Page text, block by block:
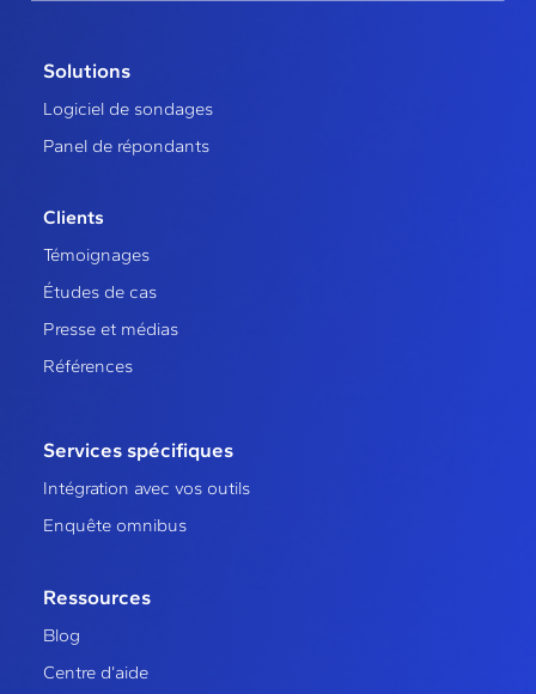
Solutions
Logiciel de sondages
Panel de répondants
Clients
Témoignages
Études de cas
Presse et médias
Références
Services spécifiques
Intégration avec vos outils
Enquête omnibus
Ressources
Blog
Centre d’aide